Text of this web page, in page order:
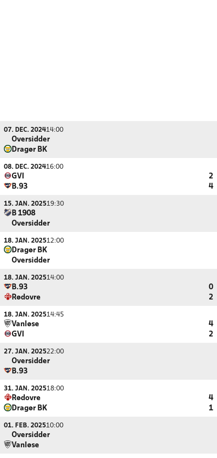
07. DEC. 202414:00
Oversidder
Dragør BK
08. DEC. 202416:00
GVI
2
B.93
4
15. JAN. 202519:30
B 1908
Oversidder
18. JAN. 202512:00
Dragør BK
Oversidder
18. JAN. 202514:00
B.93
0
Rødovre
2
18. JAN. 202514:45
Vanløse
4
GVI
2
27. JAN. 202522:00
Oversidder
B.93
31. JAN. 202518:00
Rødovre
4
Dragør BK
1
01. FEB. 202510:00
Oversidder
Vanløse